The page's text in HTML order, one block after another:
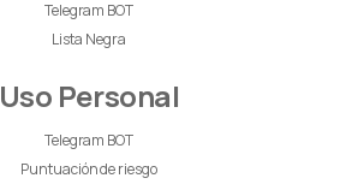
Telegram BOT
Lista Negra
Uso Personal
Telegram BOT
Puntuación de riesgo